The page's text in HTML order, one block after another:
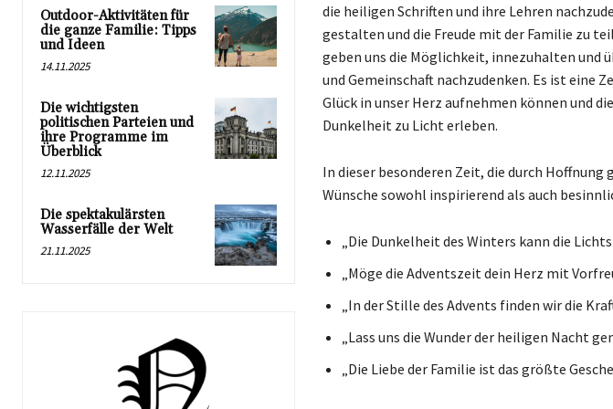
Outdoor-Aktivitäten für
die ganze Familie: Tipps
und Ideen
14.11.2025
Die wichtigsten
politischen Parteien und
ihre Programme im
Überblick
12.11.2025
Die spektakulärsten
Wasserfälle der Welt
21.11.2025
die heiligen Schriften und ihre Lehren
gestalten und die Freude mit der Familie zu
geben uns die Möglichkeit, innezuhalten und
und Gemeinschaft nachzudenken. Es ist eine
Glück in unser Herz aufnehmen können und
Dunkelheit zu Licht erleben.
In dieser besonderen Zeit, die durch
Wünsche sowohl inspirierend als auch
„Die Dunkelheit des Winters kann die
„Möge die Adventszeit dein Herz mit
„In der Stille des Advents finden wir die
„Lass uns die Wunder der heiligen Nacht
„Die Liebe der Familie ist das größte